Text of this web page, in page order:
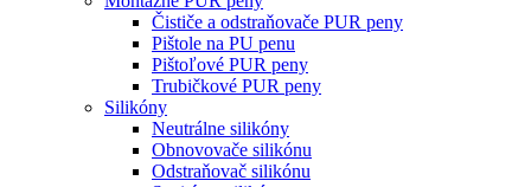
Čističe a odstraňovače PUR peny
Pištole na PU penu
Pištoľové PUR peny
Trubičkové PUR peny
Silikóny
Neutrálne silikóny
Obnovovače silikónu
Odstraňovač silikónu